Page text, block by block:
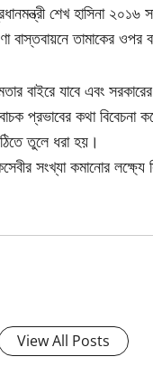
শেখ হাসিনা
তামাকের ওপর
বাইরে যাবে এবং
প্রভাবের কথা বিবেচনা
তুলে ধরা হয়।
সংখ্যা কমানোর লক্ষ্যে
View All Posts